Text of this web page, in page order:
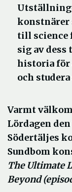
konstnärer
till science
sig av
historia för
och
Varmt
Lördagen
Södertäljes
Sundbom
The Ultimate
Beyond